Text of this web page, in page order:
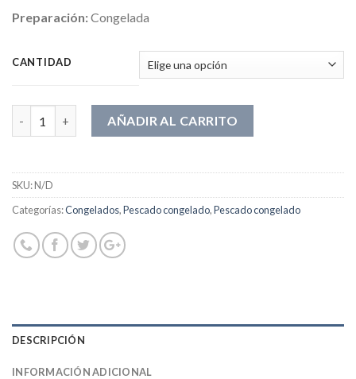
Preparación:Congelada
CANTIDAD
AÑADIR AL CARRITO
SKU:N/D
Categorías:Congelados,Pescado congelado,Pescado congelado
DESCRIPCIÓN
INFORMACIÓN ADICIONAL